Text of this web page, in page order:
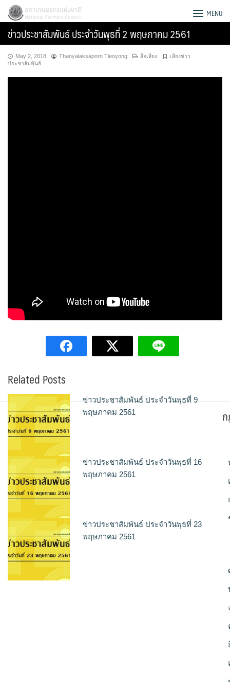
Skip
content
สภาเกษตรกรแห่งชาติ MENU
ข่าวประชาสัมพันธ์ ประจำวันพุธที่ 2 พฤษภาคม 2561
May 2, 2018 Thanyalaksaporn Tieoyong สื่อเสียง
เสียงข่าว
ประชาสัมพันธ์
Related Posts
ข่าวประชาสัมพันธ์ ประจำวันพุธที่ 9
พฤษภาคม 2561
ข่าวประชาสัมพันธ์ ประจำวันพุธที่ 16
พฤษภาคม 2561
ข่าวประชาสัมพันธ์ ประจำวันพุธที่ 23
พฤษภาคม 2561